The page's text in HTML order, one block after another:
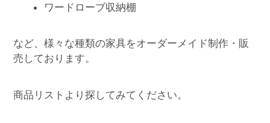
ワードローブ収納棚
など、様々な種類の家具をオーダーメイド制作・販
売しております。
商品リストより探してみてください。